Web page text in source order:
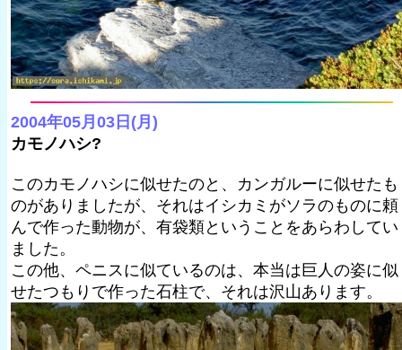
2004年05月03日(月)
カモノハシ?
このカモノハシに似せたのと、カンガルーに似せたも
のがありましたが、それはイシカミがソラのものに頼
んで作った動物が、有袋類ということをあらわしてい
ました。
この他、ペニスに似ているのは、本当は巨人の姿に似
せたつもりで作った石柱で、それは沢山あります。